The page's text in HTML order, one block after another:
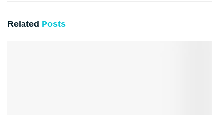
Related Posts